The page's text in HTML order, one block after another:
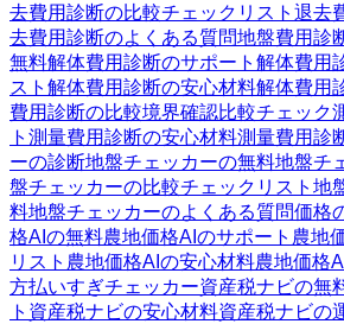
去費用診断の比較チェックリスト 退去
去費用診断のよくある質問地盤費用診
無料解体費用診断のサポート 解体費用
スト 解体費用診断の安心材料解体費用
費用診断の比較境界確認比較チェック
ト 測量費用診断の安心材料測量費用診
ーの診断地盤チェッカーの無料地盤チ
盤チェッカーの比較チェックリスト 地
料地盤チェッカーのよくある質問価格
格AIの無料農地価格AIのサポート 農地
リスト 農地価格AIの安心材料農地価格
方払いすぎチェッカー資産税ナビの無
ト 資産税ナビの安心材料資産税ナビの